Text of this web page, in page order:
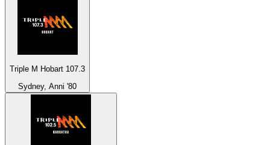
Triple M Hobart 107.3
Sydney, Anni '80